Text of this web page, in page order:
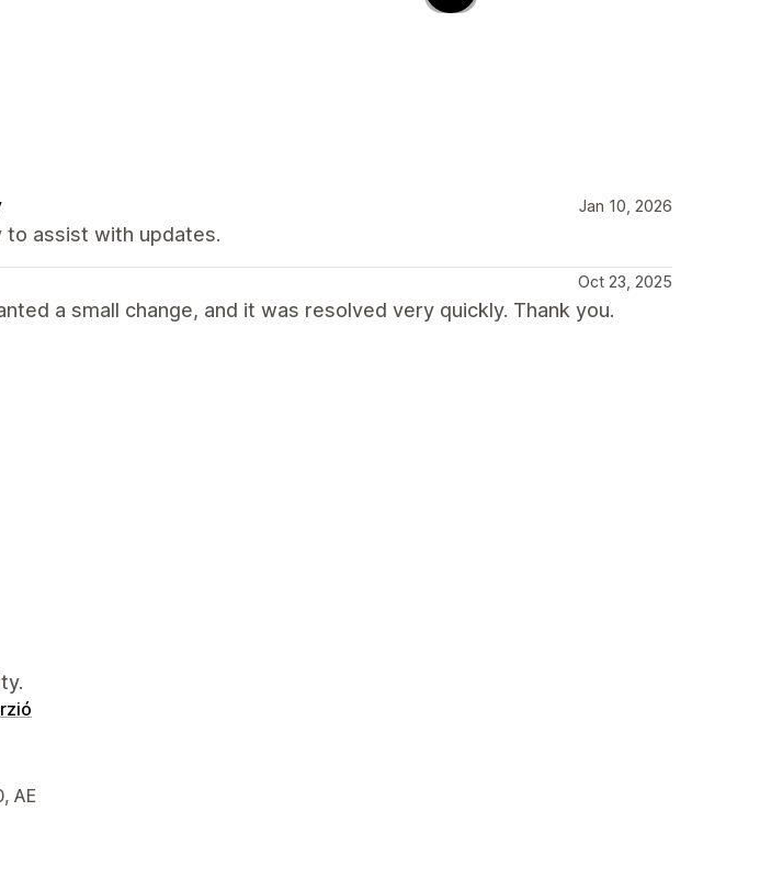
Jan 10, 2026
to assist with updates.
Oct 23, 2025
a small change, and it was resolved very quickly. Thank you.
AE